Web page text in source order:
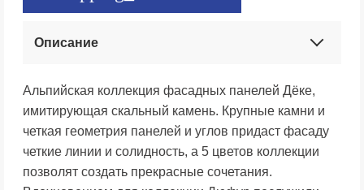
Описание
Альпийская коллекция фасадных панелей Дёке,
имитирующая скальный камень. Крупные камни и
четкая геометрия панелей и углов придаст фасаду
четкие линии и солидность, а 5 цветов коллекции
позволят создать прекрасные сочетания.